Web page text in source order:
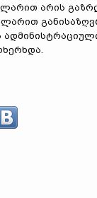
ლარით არის